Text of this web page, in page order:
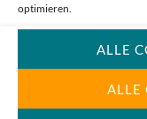
optimieren.
ALLE
ALLE